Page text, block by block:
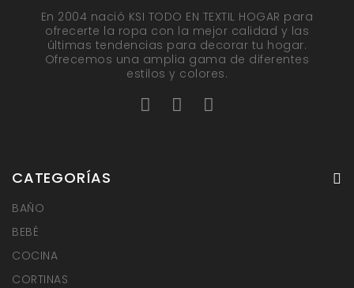
En 2004 nació KSI TODO EN TEXTIL HOGAR para
ofrecerte la ropa con la mejor calidad y las
últimas tendencias para decorar tu hogar.
Ofrecemos una amplia gama de diferentes
estilos y colores.
CATEGORÍAS
BAÑO
BEBÉ
COCINA
CORTINAS